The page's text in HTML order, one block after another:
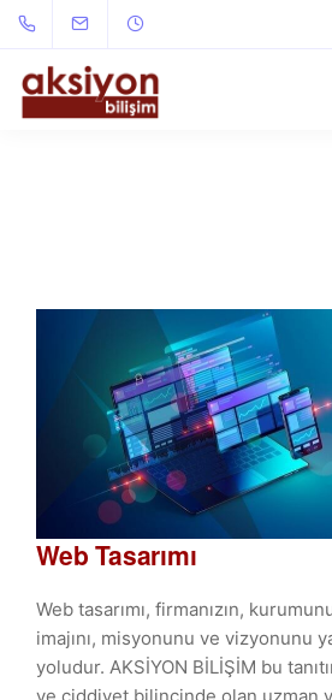
Web Tasarımı
Web tasarımı, firmanızın,
imajını, misyonunu ve vizyonunu
yoludur. AKSİYON BİLİŞİM bu